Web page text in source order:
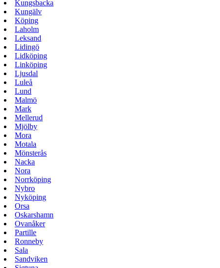
Kungsbacka
Kungälv
Köping
Laholm
Leksand
Lidingö
Lidköping
Linköping
Ljusdal
Luleå
Lund
Malmö
Mark
Mellerud
Mjölby
Mora
Motala
Mönsterås
Nacka
Nora
Norrköping
Nybro
Nyköping
Orsa
Oskarshamn
Ovanåker
Partille
Ronneby
Sala
Sandviken